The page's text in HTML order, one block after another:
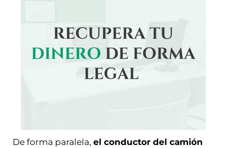
De forma paralela, el conductor del camión